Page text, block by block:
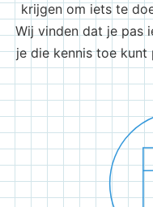
krijgen om iets te
Wij vinden dat je pas
je die kennis toe kunt